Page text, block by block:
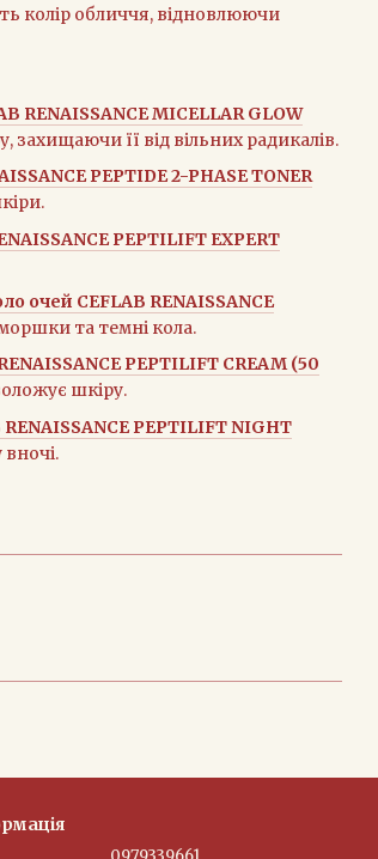
колір обличчя, відновлюючи
MICELLAR GLOW
захищаючи її від вільних радикалів.
PEPTIDE 2-PHASE TONER
PEPTILIFT EXPERT
очей CEFLAB RENAISSANCE
та темні кола.
PEPTILIFT CREAM (50
шкіру.
PEPTILIFT NIGHT